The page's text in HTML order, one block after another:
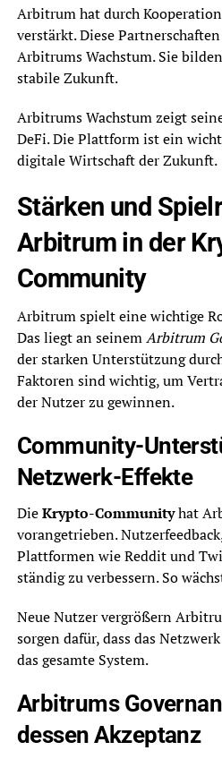
Arbitrum hat durch
verstärkt. Diese
Arbitrums Wachstum. Sie
stabile Zukunft.
Arbitrums Wachstum zeigt
DeFi. Die Plattform ist ein
digitale Wirtschaft der Zukunft.
Stärken und
Arbitrum in der
Community
Arbitrum spielt eine wichtige
Das liegt an seinemArbitrum
der starken Unterstützung
Faktoren sind wichtig, um
der Nutzer zu gewinnen.
Community-
Netzwerk-Effekte
DieKrypto-Communityhat
vorangetrieben.
Plattformen wie Reddit und
ständig zu verbessern. So
Neue Nutzer vergrößern
sorgen dafür, dass das
das gesamte System.
Arbitrums
dessen Akzeptanz